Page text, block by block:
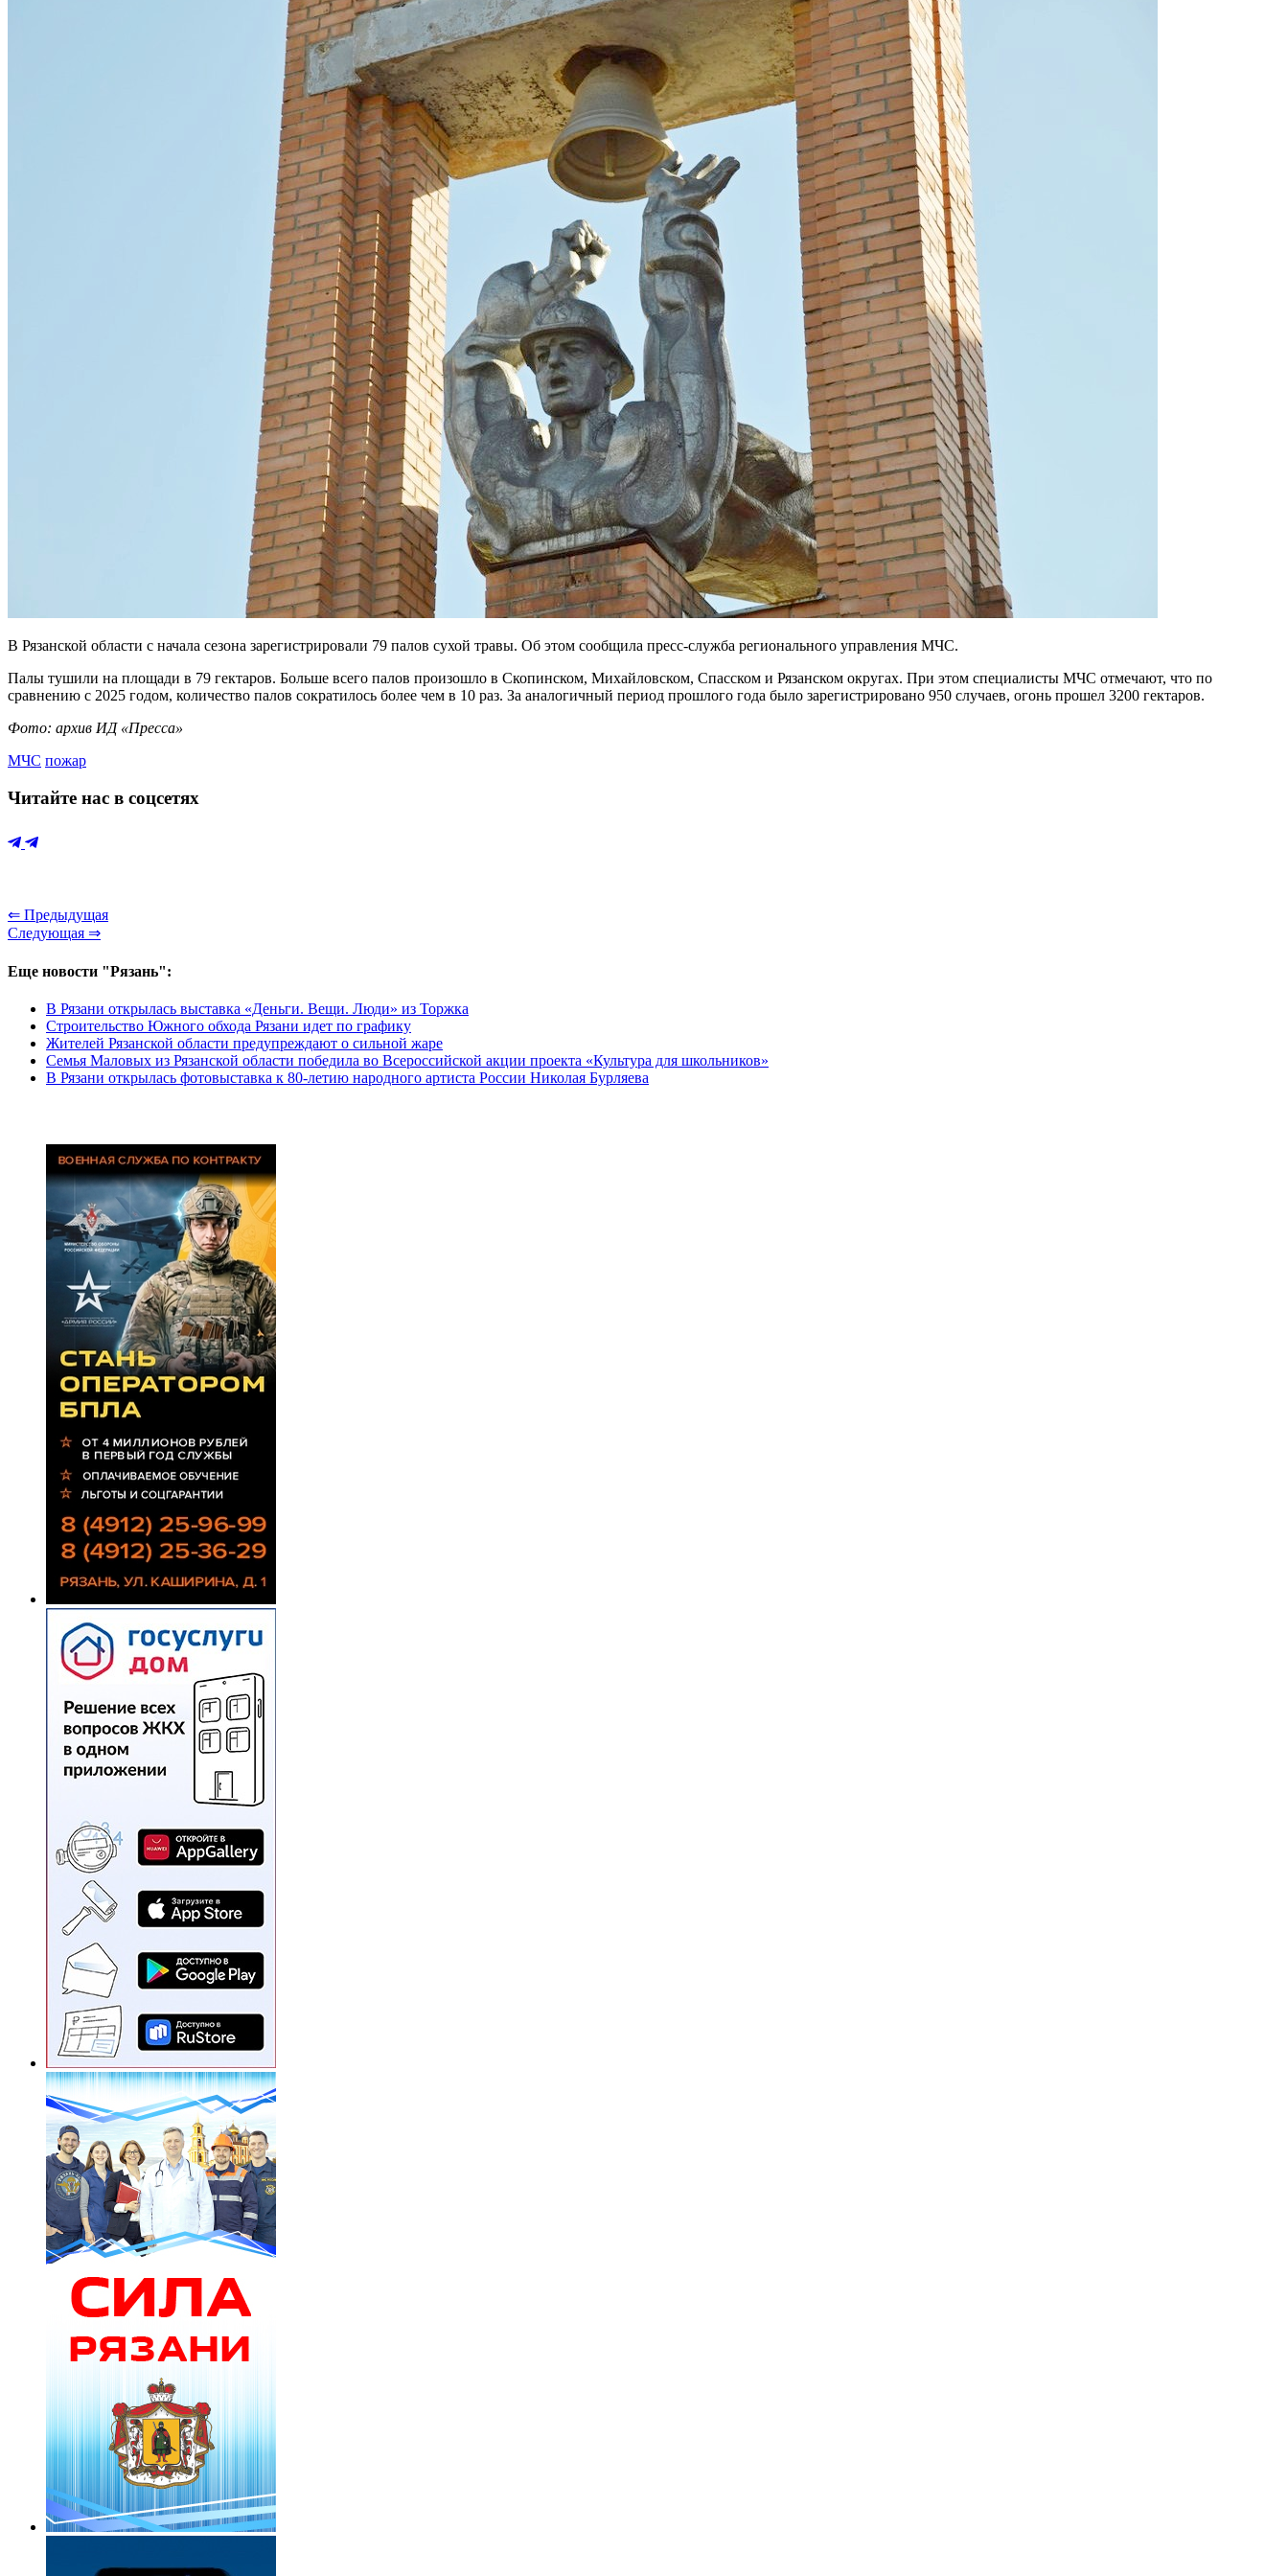
В Рязанской области с начала сезона зарегистрировали 79 палов сухой травы. Об этом сообщила пресс-служба регионального управления МЧС.
Палы тушили на площади в 79 гектаров. Больше всего палов произошло в Скопинском, Михайловском, Спасском и Рязанском округах. При этом специалисты МЧС отмечают, что по
сравнению с 2025 годом, количество палов сократилось более чем в 10 раз. За аналогичный период прошлого года было зарегистрировано 950 случаев, огонь прошел 3200 гектаров.
Фото: архив ИД «Пресса»
МЧС пожар
Читайте нас в соцсетях
⇐ Предыдущая
Следующая ⇒
Еще новости "Рязань":
В Рязани открылась выставка «Деньги. Вещи. Люди» из Торжка
Строительство Южного обхода Рязани идет по графику
Жителей Рязанской области предупреждают о сильной жаре
Семья Маловых из Рязанской области победила во Всероссийской акции проекта «Культура для школьников»
В Рязани открылась фотовыставка к 80-летию народного артиста России Николая Бурляева